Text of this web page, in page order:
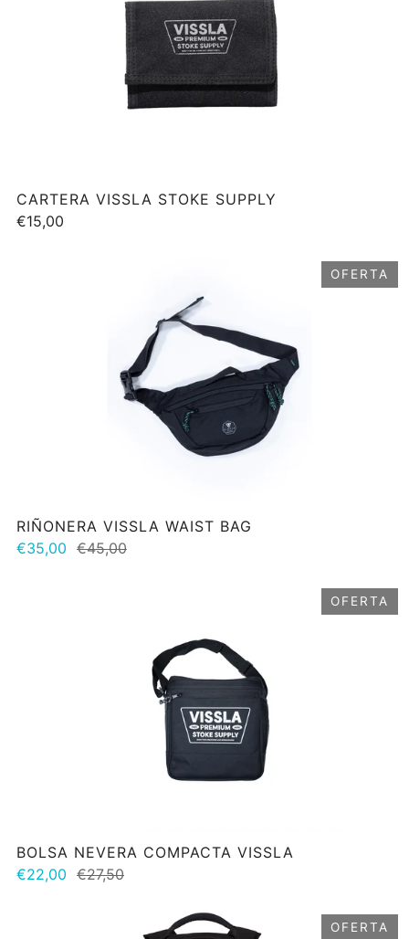
CARTERA VISSLA STOKE SUPPLY
€15,00
OFERTA
RIÑONERA VISSLA WAIST BAG
€35,00 €45,00
OFERTA
BOLSA NEVERA COMPACTA VISSLA
€22,00 €27,50
OFERTA